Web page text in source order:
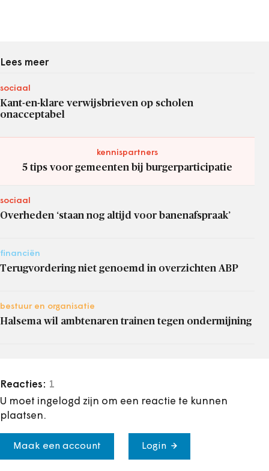
Lees meer
sociaal
Kant-en-klare verwijsbrieven op scholen
onacceptabel
kennispartners
5 tips voor gemeenten bij burgerparticipatie
sociaal
Overheden ‘staan nog altijd voor banenafspraak’
financiën
Terugvordering niet genoemd in overzichten ABP
bestuur en organisatie
Halsema wil ambtenaren trainen tegen ondermijning
Reacties: 1
U moet ingelogd zijn om een reactie te kunnen
plaatsen.
Maak een account Login